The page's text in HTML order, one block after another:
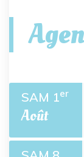
SAM 1er
Août